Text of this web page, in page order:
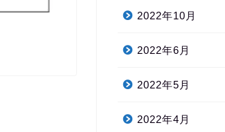
2022年10月
2022年6月
2022年5月
2022年4月